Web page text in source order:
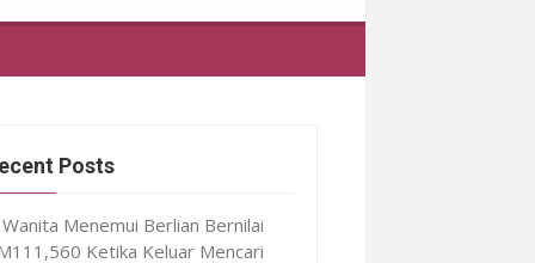
Posts
Wanita Menemui Berlian Bernilai
Ketika Keluar Mencari